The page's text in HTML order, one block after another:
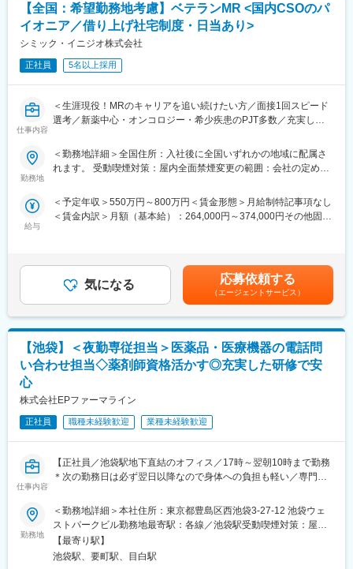
の面談があり、試験内容や役割を理解したうえでキャリアを選択
できるため、
「どんな経験を積みたいか」を考えながら主体的にキャリア形成
ができることが特徴です。
また、製薬メーカーの就労環境で勤務いただくため、過度な残業
もあり、専門性を高めながら成長することができる環境です。
（成果や評価に応じて就業先メーカーへ転籍した実績もございま
また、当社では外部就労型だけでなく受託型案件も保有している
す。
・外資系製薬メーカー（オンコロジー、CNS、皮膚科、眼科、循
・国内製薬メーカー（オンコロジー、泌尿器、アレルギー領
域） など
■人のキャリアに向き合う会社：
ご自身の「将来こうなりたい！この経験を積みたい！」という気
持ちに向き合う会社です。
キャリア形成に熱い営業担当がいる為いつでも気軽に相談できま
す。1か月1回を目安にメンターとの定期面談あり「業務、キャリ
変更の範囲：会社の定める業務
【全国：希望勤務地考慮】ベテランMR <国内CSOのパ
イオニア／借り上げ社宅制度・日当あり>
シミック・イニジオ株式会社
正社員 5名以上採用
仕事内容
＜生涯現役！MRのキャリアを追い続けたい方／面接1回スピード
選考／新薬中心・オンコロジー・希少疾患のPJT多数／充実した
■職務概要：
配属先メーカーにおいてMR活動に従事いただきます。
プロジェクトの数やバリエーションはキャリア形成に直結するた
め、CSOでの転職を考えるうえで重要なポイントです。
プロジェクト人数が100名を超える大規模なプロジェクトや、日
本市場への新規参入する企業のプロジェクトなど、規模やミッシ
ョンも多様です。
■人財育成への積極投資
シミック・イニジオにとってサービス品質の源泉となるのは人財
です。
そのため人財育成・能力開発は重要施策と位置づけ、積極的な投
でなく、変化する時代に対応するビジネススキル習得も含め階層
ごとにプログラムを展開し、会社全体の価値を高める取り組みを
行っています。
■家族も安心な手厚い福利厚生
社員がワークライフバランスをとりながらパフォーマンスを発揮
います。
特に転勤を伴うことのあるMR職については、CSO業界トップク
ラスの借り上げ社宅制度や単身赴任のサポート制度を導入し、そ
の利用率も高水準となっています。
勤務地
＜勤務地詳細＞全国住所：入社後に全国いずれかの地域に配属さ
れます。 受動喫煙対策：屋内全面禁煙変更の範囲：会社の定める
給与
＜予定年収＞550万円～800万円＜賃金形態＞月給制特記事項なし
＜賃金内訳＞月額（基本給）：264,000円～374,000円その他固定
を全額支給 ■賞与年2回（昨年度実績4.2ヶ月）、報酬改定年1回■
全国勤務が可能な方は、初回給与時に30万円の一時金を支給賃金
はあくまでも目安の金額であり、選考を通じて上下する可能性が
あります。月給(月額)は固定手当を含めた表記です。
気になる 応募依頼する
（エージェントサービス）
【池袋】＜夜勤専従担当＞医薬品・医療機器の電話問
い合わせ担当◇薬剤師資格活かす◎充実した研修で安
心
株式会社EPファーマライン
正社員 職種未経験歓迎 業種未経験歓迎
仕事内容
【正社員／池袋駅地下直結のオフィス／17時～翌朝10時まで勤務
＊次の勤務日は必ず翌日以降なので身体への負担も軽い／専門知
■職務内容：
＜メディカルコミュニケーター（DI職）とは？＞
製薬メーカーの電話問い合わせ担当として、主に医療従事者（薬
剤師、医師など）からの問い合わせに対応します。医薬品の添付
勤務地
＜勤務地詳細＞本社住所：東京都豊島区西池袋3-27-12 池袋ウェ
ストパークビル勤務地最寄駅：各線／池袋駅受動喫煙対策：屋内
全面禁煙変更の範囲：会社の定める事業所
【最寄り駅】
池袋駅、要町駅、目白駅